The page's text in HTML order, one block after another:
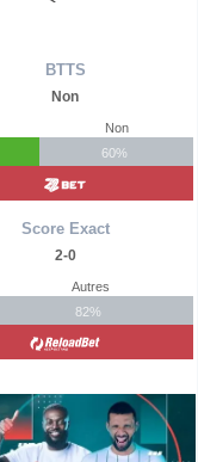
BTTS
Non
Non
60%
Score Exact
2-0
Autres
82%